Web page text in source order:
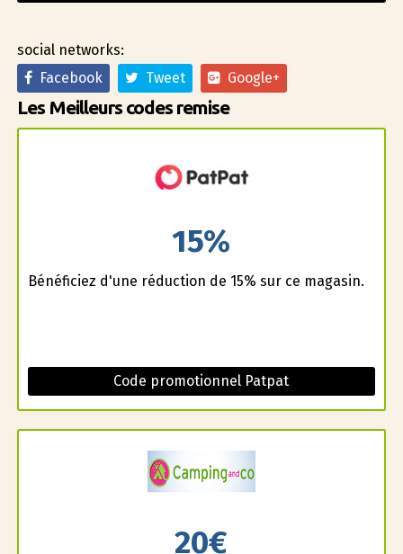
social networks:
Facebook
Tweet Google+
Les Meilleurs codes remise
15%
Bénéficiez d'une réduction de 15% sur ce magasin.
Code promotionnel Patpat
20€